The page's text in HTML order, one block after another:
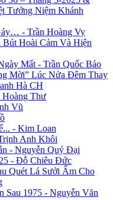
Tưởng Niệm Khánh
- Trần Hoàng Vy
Hoài Cảm Và Hiện
Mất - Trần Quốc Bảo
Mời” Lúc Nửa Đêm Thay
Hà CH
Thư
Vũ
- Kim Loan
Anh Khôi
- Nguyễn Quý Đại
- Đỗ Chiêu Đức
Quét Lá Sưởi Ấm Cho
Sau 1975 - Nguyễn Văn